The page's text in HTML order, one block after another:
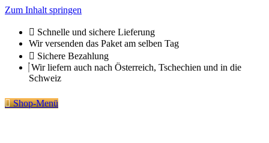
Zum Inhalt springen
Schnelle und sichere Lieferung
Wir versenden das Paket am selben Tag
Sichere Bezahlung
Wir liefern auch nach Österreich, Tschechien und in die
Schweiz
Shop-Menü